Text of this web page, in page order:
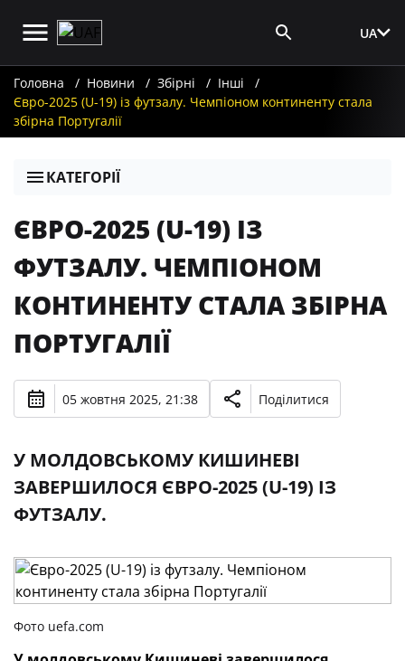
UA
Головна Новини Збірні
Інші
Євро-2025 (U-19) із футзалу. Чемпіоном континенту стала
збірна Португалії
КАТЕГОРІЇ
ЄВРО-2025 (U-19) ІЗ
ФУТЗАЛУ. ЧЕМПІОНОМ
КОНТИНЕНТУ СТАЛА ЗБІРНА
ПОРТУГАЛІЇ
05 жовтня 2025, 21:38 Поділитися
У МОЛДОВСЬКОМУ КИШИНЕВІ
ЗАВЕРШИЛОСЯ ЄВРО-2025 (U-19) ІЗ
ФУТЗАЛУ.
Фото uefa.com